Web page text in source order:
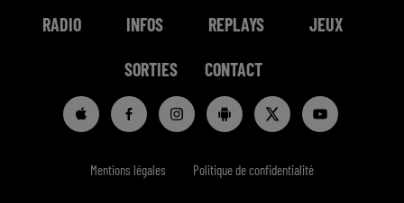
RADIO INFOS REPLAYS JEUX
SORTIES CONTACT
Mentions légales Politique de confidentialité